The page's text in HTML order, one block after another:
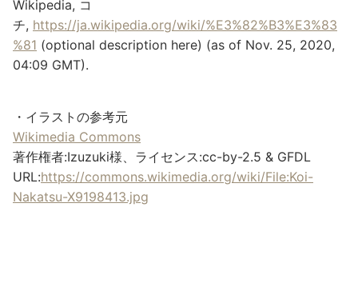
Wikipedia, コ
チ, https://ja.wikipedia.org/wiki/%E3%82%B3%E3%83
%81 (optional description here) (as of Nov. 25, 2020,
04:09 GMT).
・イラストの参考元
Wikimedia Commons
著作権者:Izuzuki様、ライセンス:cc-by-2.5 & GFDL
URL:https://commons.wikimedia.org/wiki/File:Koi-
Nakatsu-X9198413.jpg